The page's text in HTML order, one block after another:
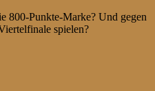
800-Punkte-Marke? Und gegen
spielen?